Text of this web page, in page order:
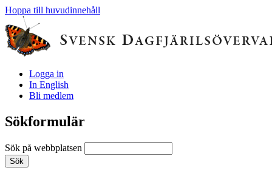
Hoppa till huvudinnehåll
Logga in
In English
Bli medlem
Sökformulär
Sök på webbplatsen